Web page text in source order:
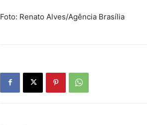
Foto: Renato Alves/Agência Brasília